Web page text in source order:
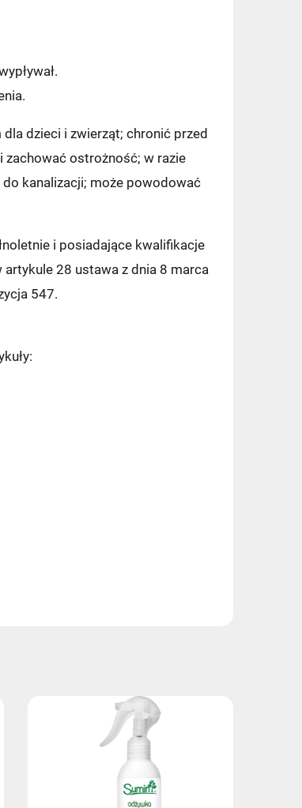
dzieci i zwierząt; chronić przed
zachować ostrożność; w razie
kanalizacji; może powodować
i posiadające kwalifikacje
28 ustawa z dnia 8 marca
547.